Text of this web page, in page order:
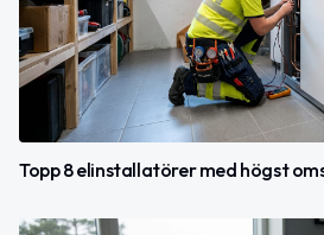
Topp 8 elinstallatörer med högst